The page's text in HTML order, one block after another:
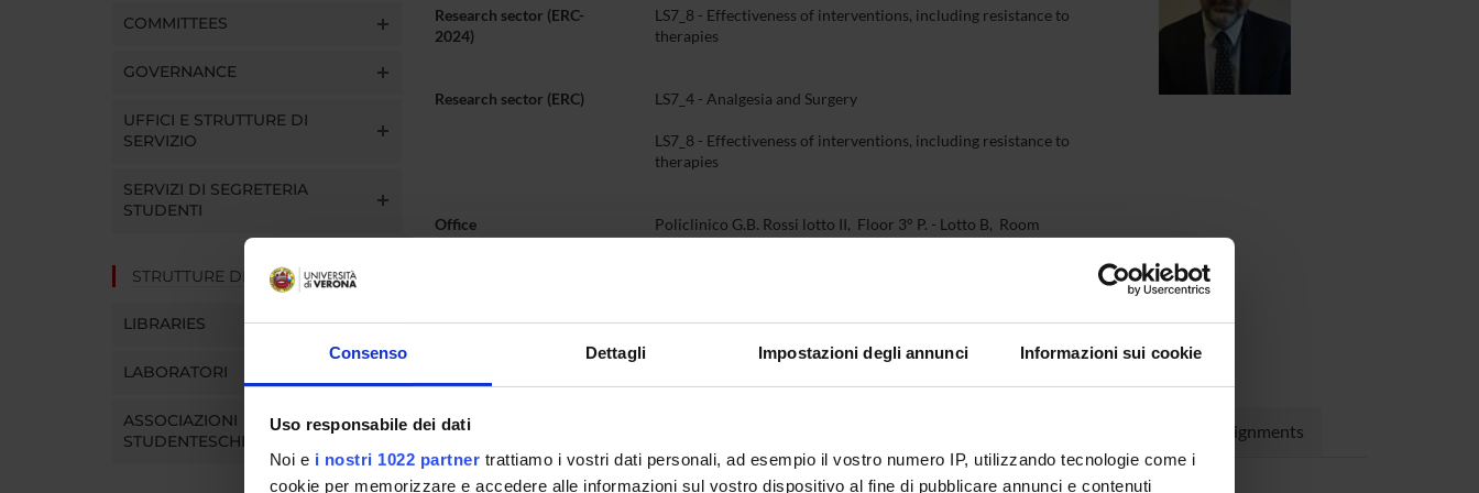
Consenso Dettagli Impostazioni degli annunci Informazioni sui cookie
Uso responsabile dei dati
Noi e i nostri 1022 partner trattiamo i vostri dati personali, ad esempio il vostro numero IP, utilizzando tecnologie come i
cookie per memorizzare e accedere alle informazioni sul vostro dispositivo al fine di pubblicare annunci e contenuti
COMMITTEES
GOVERNANCE
UFFICI E STRUTTURE DI
SERVIZIO
SERVIZI DI SEGRETERIA
STUDENTI
STRUTTURE DEL DIPARTIMENTO
LIBRARIES
LABORATORI
ASSOCIAZIONI
STUDENTESCHE
Research sector (ERC-
2024)
LS7_8 - Effectiveness of interventions, including resistance to
therapies
Research sector (ERC) LS7_4 - Analgesia and Surgery
LS7_8 - Effectiveness of interventions, including resistance to
therapies
Office Policlinico G.B. Rossi lotto II, Floor 3° P. - Lotto B, Room
About myself Assignments